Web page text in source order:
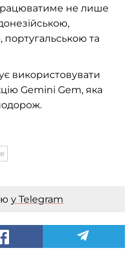
не лише
та
використовувати
Gemini Gem, яка
у Telegram